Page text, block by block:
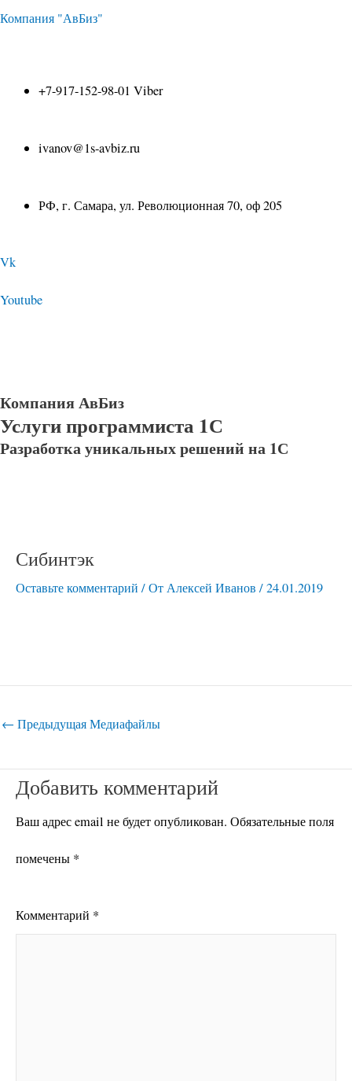
Перейти
содержимому
Компания "АвБиз"
+7-917-152-98-01 Viber
ivanov@1s-avbiz.ru
РФ, г. Самара, ул. Революционная 70, оф 205
Vk
Youtube
Компания АвБиз
Услуги программиста 1С
Разработка уникальных решений на 1С
Сибинтэк
Оставьте комментарий / ОтАлексей Иванов /24.01.2019
Навигация
записям
← Предыдущая Медиафайлы
Добавить комментарий
Ваш адрес email не будет опубликован. Обязательные поля
помечены *
Комментарий *